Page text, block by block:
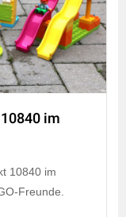
im
10840 im
Freunde.